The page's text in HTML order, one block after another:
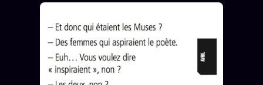
Z/S SYSTEMS LINEAGE 10 ANS
z/S SYSTEMS 2026
BRAINS MODELS2017
GENERIC ARCHITECTS